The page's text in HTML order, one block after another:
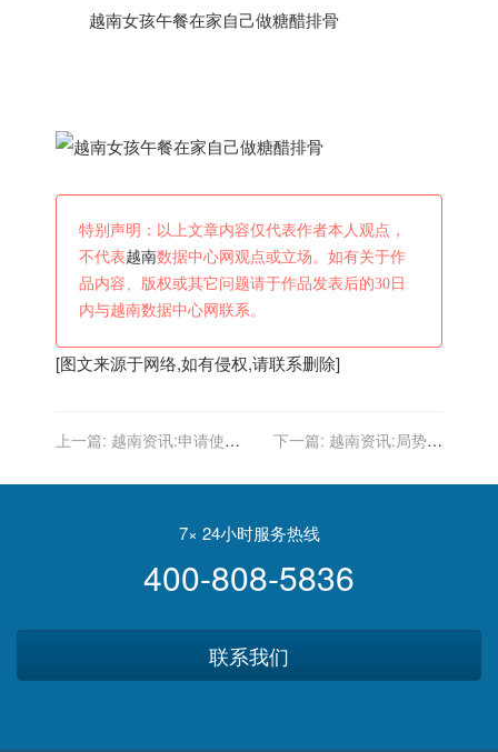
越南女孩午餐在家自己做糖醋排骨
特别声明：以上文章内容仅代表作者本人观点，
不代表越南数据中心网观点或立场。如有关于作
品内容、版权或其它问题请于作品发表后的30日
内与越南数据中心网联系。
[图文来源于网络,如有侵权,请联系删除]
上一篇: 越南资讯:申请使用
名参展东博会积极性高
下一篇: 越南资讯:局势变
叙利亚遭袭，拜登儿子又“坑
7× 24小时服务热线
400-808-5836
联系我们